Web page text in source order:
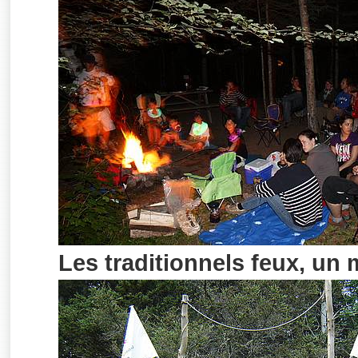
Les traditionnels feux, un